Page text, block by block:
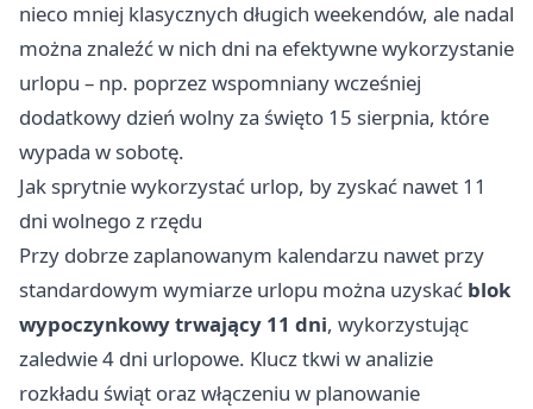
nieco mniej klasycznych długich weekendów, ale nadal
można znaleźć w nich dni na efektywne wykorzystanie
urlopu – np. poprzez wspomniany wcześniej
dodatkowy dzień wolny za święto 15 sierpnia, które
wypada w sobotę.
Jak sprytnie wykorzystać urlop, by zyskać nawet 11
dni wolnego z rzędu
Przy dobrze zaplanowanym kalendarzu nawet przy
standardowym wymiarze urlopu można uzyskać blok
wypoczynkowy trwający 11 dni, wykorzystując
zaledwie 4 dni urlopowe. Klucz tkwi w analizie
rozkładu świąt oraz włączeniu w planowanie